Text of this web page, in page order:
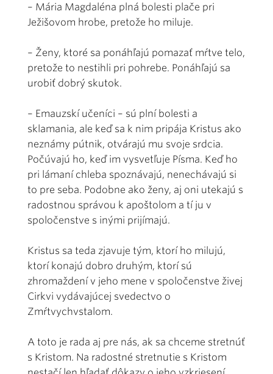
– Mária Magdaléna plná bolesti plače pri
Ježišovom hrobe, pretože ho miluje.
– Ženy, ktoré sa ponáhľajú pomazať mŕtve telo,
pretože to nestihli pri pohrebe. Ponáhľajú sa
urobiť dobrý skutok.
– Emauzskí učeníci – sú plní bolesti a
sklamania, ale keď sa k nim pripája Kristus ako
neznámy pútnik, otvárajú mu svoje srdcia.
Počúvajú ho, keď im vysvetľuje Písma. Keď ho
pri lámaní chleba spoznávajú, nenechávajú si
to pre seba. Podobne ako ženy, aj oni utekajú s
radostnou správou k apoštolom a tí ju v
spoločenstve s inými prijímajú.
Kristus sa teda zjavuje tým, ktorí ho milujú,
ktorí konajú dobro druhým, ktorí sú
zhromaždení v jeho mene v spoločenstve živej
Cirkvi vydávajúcej svedectvo o
Zmŕtvychvstalom.
A toto je rada aj pre nás, ak sa chceme stretnúť
s Kristom. Na radostné stretnutie s Kristom